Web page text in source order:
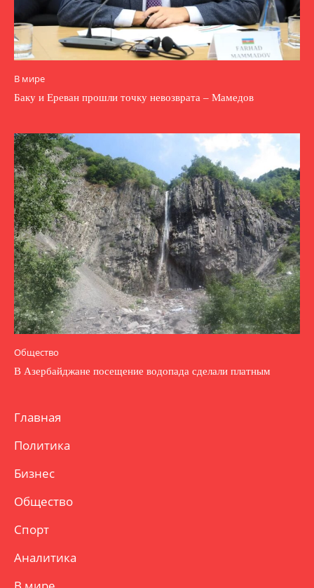
В мире
Баку и Ереван прошли точку невозврата – Мамедов
Общество
В Азербайджане посещение водопада сделали платным
Главная
Политика
Бизнес
Общество
Спорт
Аналитика